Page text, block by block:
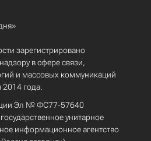
зарегистрировано
в сфере связи,
и массовых коммуникаций
года.
Эл № ФС77-57640
унитарное
информационное агентство